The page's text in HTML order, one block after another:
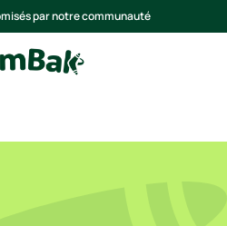
par notre communauté